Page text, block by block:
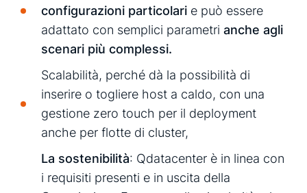
configurazioni particolari e può essere
adattato con semplici parametri anche agli
scenari più complessi.
Scalabilità, perché dà la possibilità di
inserire o togliere host a caldo, con una
gestione zero touch per il deployment
anche per flotte di cluster,
La sostenibilità: Qdatacenter è in linea con
i requisiti presenti e in uscita della